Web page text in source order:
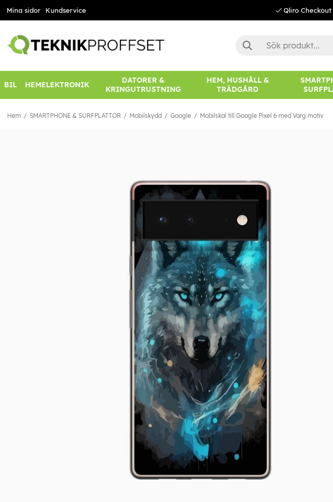
Mina sidor Kundservice Qliro Checkout
BIL HEMELEKTRONIK
DATORER &
KRINGUTRUSTNING
HEM, HUSHÅLL &
TRÄDGÅRD
Hem SMARTPHONE & SURFPLATTOR Mobilskydd Google Mobilskal till Google Pixel 6 med Varg motiv